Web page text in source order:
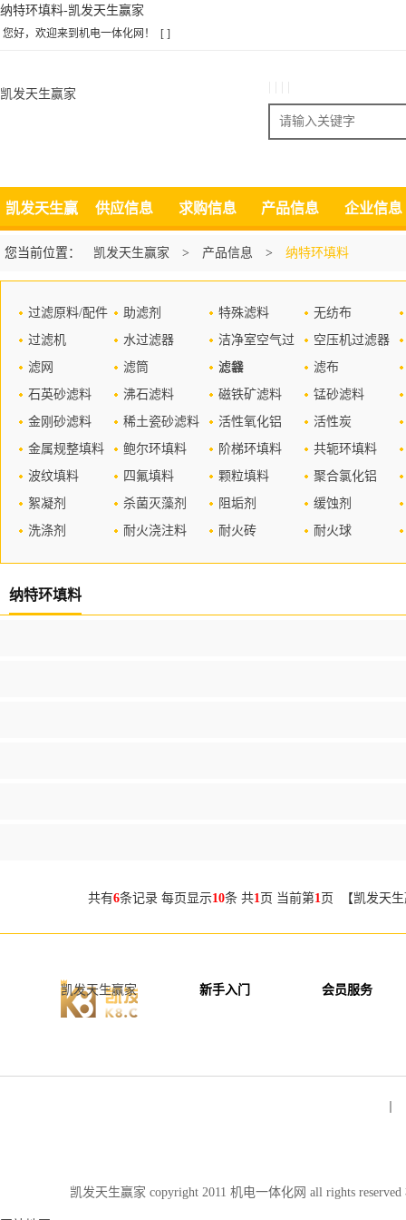
纳特环填料-凯发天生赢家
您好，欢迎来到机电一体化网！ [ ]
凯发天生赢家
搜索
凯发天生赢
家
供应信息 求购信息 产品信息 企业信息
您当前位置： 凯发天生赢家 > 产品信息 > 纳特环填料
过滤原料/配件 助滤剂 特殊滤料
无纺布
过滤机
水过滤器
洁净室空气过
滤器
空压机过滤器
滤网
滤筒 滤袋
滤布
石英砂滤料
沸石滤料 磁铁矿滤料
锰砂滤料
金刚砂滤料
稀土瓷砂滤料 活性氧化铝
活性炭
金属规整填料
鲍尔环填料 阶梯环填料
共轭环填料
波纹填料
四氟填料 颗粒填料
聚合氯化铝
絮凝剂
杀菌灭藻剂 阻垢剂
缓蚀剂
洗涤剂
耐火浇注料 耐火砖 耐火球
纳特环填料
共有6条记录 每页显示10条 共1页 当前第1页 【凯发天
凯发天生赢家 新手入门 会员服务
凯发天生赢家 copyright 2011 机电一体化网 all rights